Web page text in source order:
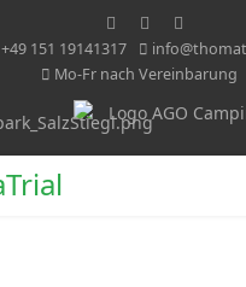
+49 151 19141317
Mo-Fr nach Vereinbarung